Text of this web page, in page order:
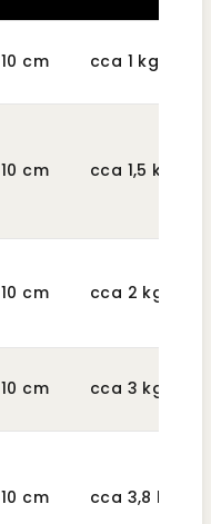
10 cm cca 1 kg
10 cm cca 1,5 kg
10 cm cca 2 kg
10 cm cca 3 kg
10 cm cca 3,8 kg